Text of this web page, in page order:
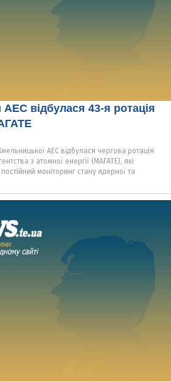
відбулася 43-я ротація
АЕС відбулася чергова ротація
з атомної енергії (МАГАТЕ), які
моніторинг стану ядерної та